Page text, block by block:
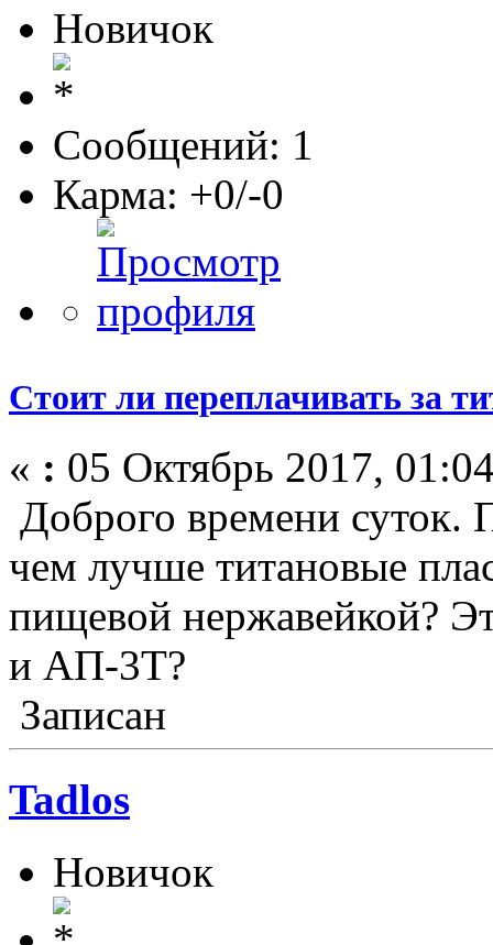
Новичок
Сообщений: 1
Карма: +0/-0
Стоит ли переплачивать за
« : 05 Октябрь 2017,
Доброго времени суток.
чем лучше титановые
пищевой нержавейкой?
и АП-3Т?
Записан
Tadlos
Новичок